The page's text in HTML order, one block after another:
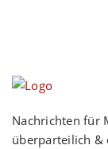
Nachrichten für
überparteilich &